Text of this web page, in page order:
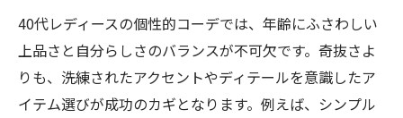
40代レディースの個性的コーデでは、年齢にふさわしい
上品さと自分らしさのバランスが不可欠です。奇抜さよ
りも、洗練されたアクセントやディテールを意識したア
イテム選びが成功のカギとなります。例えば、シンプル